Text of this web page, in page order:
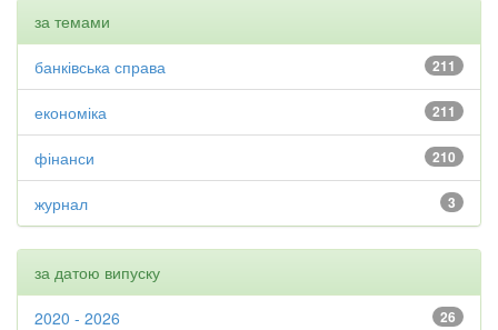
за темами
211
банківська справа
211
економіка
210
фінанси
3
журнал
за датою випуску
26
2020 - 2026